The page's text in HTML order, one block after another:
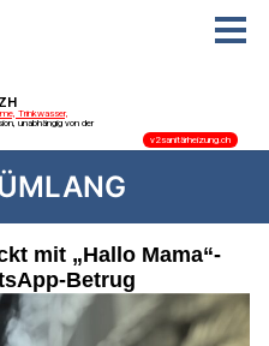
mit „Hallo Mama“-
Betrug